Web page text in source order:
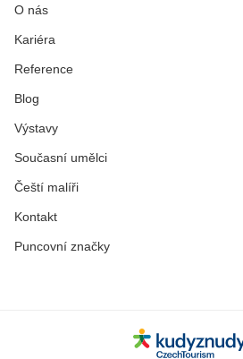
O nás
Kariéra
Reference
Blog
Výstavy
Současní umělci
Čeští malíři
Kontakt
Puncovní značky